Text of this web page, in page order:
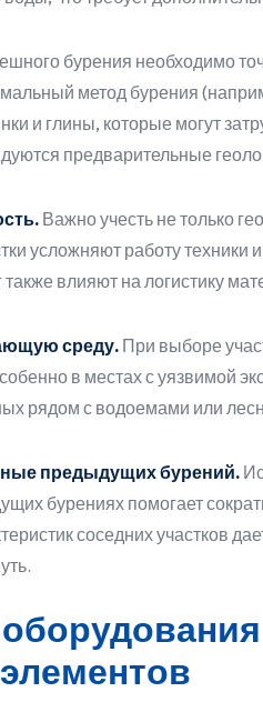
бурения необходимо
метод бурения
и глины, которые могут
предварительные
Важно учесть не только
усложняют работу техники
также влияют на логистику
среду.При выборе
в местах с уязвимой
рядом с водоемами или
предыдущих бурений.
бурениях помогает
соседних участков